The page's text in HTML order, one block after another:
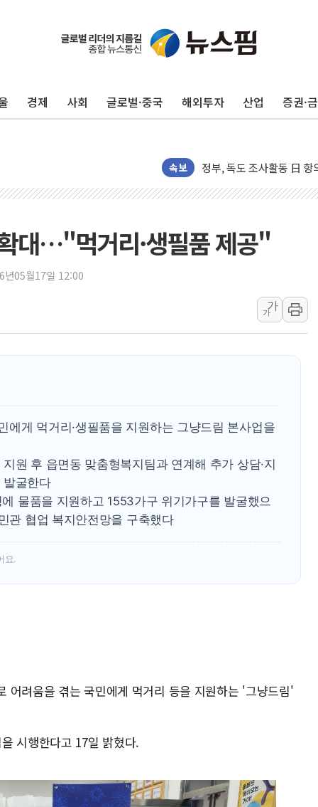
경제 사회 글로벌·중국 해외투자 산업 증권·
속보
[인사] 국무조정실·국무
롯데백화점, 앰배서더 2
박형수 의원 '선관위 견제
장동혁, 李 대통령에 "결
김성회, 국민의힘에 "청
서울 38도 폭염에 온열질
전남광주 남구 한 아파트
'상품권 사면 대출 가능'
SK하이닉스, 생산·사무
주말 대전 아파트서 화
한경협, 100개 스타트업
대법, 신서천화력 건설현
2027년부터 개편되는 공
대…"먹거리·생필품 제공"
년05월17일 12:00
가
가
에게 먹거리·생필품을 지원하는 그냥드림 본사업을
원 후 읍면동 맞춤형복지팀과 연계해 추가 상담·지
발굴한다
물품을 지원하고 1553가구 위기가구를 발굴했으
관 협업 복지안전망을 구축했다
요.
어려움을 겪는 국민에게 먹거리 등을 지원하는 '그냥드림'
시행한다고 17일 밝혔다.